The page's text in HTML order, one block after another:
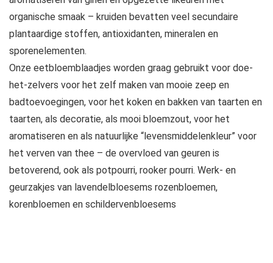
organische smaak – kruiden bevatten veel secundaire
plantaardige stoffen, antioxidanten, mineralen en
sporenelementen.
Onze eetbloemblaadjes worden graag gebruikt voor doe-
het-zelvers voor het zelf maken van mooie zeep en
badtoevoegingen, voor het koken en bakken van taarten en
taarten, als decoratie, als mooi bloemzout, voor het
aromatiseren en als natuurlijke “levensmiddelenkleur” voor
het verven van thee – de overvloed van geuren is
betoverend, ook als potpourri, rooker pourri. Werk- en
geurzakjes van lavendelbloesems rozenbloemen,
korenbloemen en schildervenbloesems